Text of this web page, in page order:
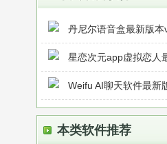
丹尼尔语音盒最新版本
星恋次元app虚拟恋人
Weifu AI聊天软件最新
本类软件推荐